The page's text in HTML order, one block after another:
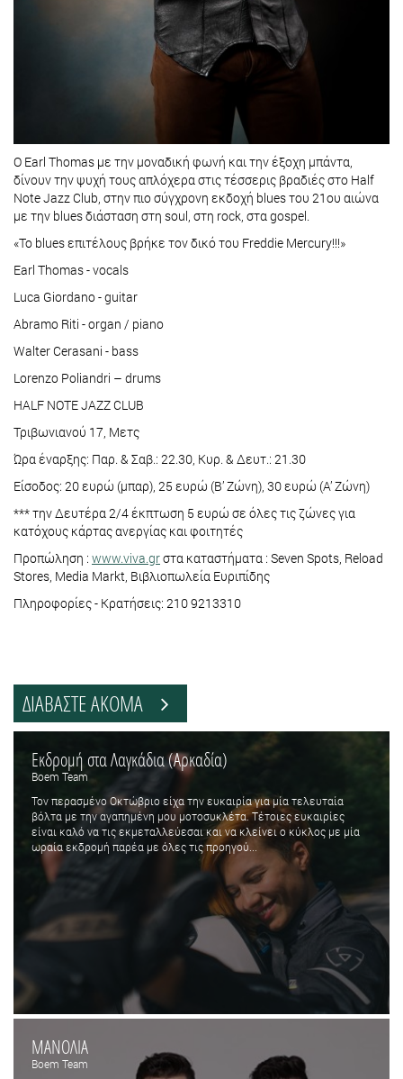
O Earl Thomas με την μοναδική φωνή και την έξοχη μπάντα,
δίνουν την ψυχή τους απλόχερα στις τέσσερις βραδιές στο Ηalf
Note Jazz Club, στην πιο σύγχρονη εκδοχή blues του 21ου αιώνα
με την blues διάσταση στη soul, στη rock, στα gospel.
«To blues επιτέλους βρήκε τον δικό του Freddie Mercury!!!»
Earl Thomas - vocals
Luca Giordano - guitar
Abramo Riti - organ / piano
Walter Cerasani - bass
Lorenzo Poliandri – drums
HALF NOTE JAZZ CLUB
Τριβωνιανού 17, Μετς
Ώρα έναρξης: Παρ. & Σαβ.: 22.30, Κυρ. & Δευτ.: 21.30
Είσοδος: 20 ευρώ (μπαρ), 25 ευρώ (Β’ Ζώνη), 30 ευρώ (Α’ Ζώνη)
*** την Δευτέρα 2/4 έκπτωση 5 ευρώ σε όλες τις ζώνες για
κατόχους κάρτας ανεργίας και φοιτητές
Προπώληση : www.viva.grστα καταστήματα : Seven Spots, Reload
Stores, Media Markt, Βιβλιοπωλεία Ευριπίδης
Πληροφορίες - Κρατήσεις: 210 9213310
ΔΙΑΒΑΣΤΕ ΑΚΟΜΑ
Εκδρομή στα Λαγκάδια (Αρκαδία)
Boem Team
Τον περασμένο Οκτώβριο είχα την ευκαιρία για μία τελευταία
βόλτα με την αγαπημένη μου μοτοσυκλέτα. Τέτοιες ευκαιρίες
είναι καλό να τις εκμεταλλεύεσαι και να κλείνει ο κύκλος με μία
ωραία εκδρομή παρέα με όλες τις προηγού...
ΜΑΝΟΛΙΑ
Boem Team